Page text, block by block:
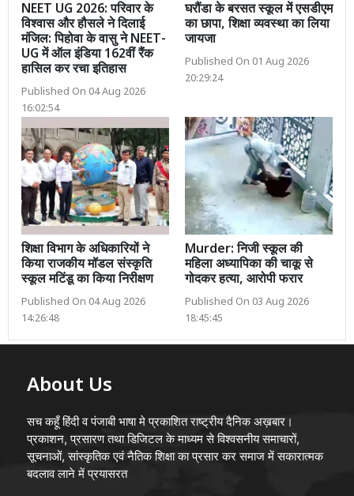
NEET UG 2026: परिवार के
विश्वास और हौसले ने दिलाई
मंजिल: पिहोवा के वासु ने NEET-
UG में ऑल इंडिया 162वीं रैंक
हासिल कर रचा इतिहास
Published On 04 Aug 2026
16:02:54
घरौंडा के बरसत स्कूल में एसडीएम
का छापा, शिक्षा व्यवस्था का लिया
जायजा
Published On 01 Aug 2026
20:29:24
शिक्षा विभाग के अधिकारियों ने
किया राजकीय मॉडल संस्कृति
स्कूल मटिंडू का किया निरीक्षण
Published On 04 Aug 2026
14:26:48
Murder: निजी स्कूल की
महिला अध्यापिका की चाकू से
गोदकर हत्या, आरोपी फरार
Published On 03 Aug 2026
18:45:45
About Us
सच कहूँ हिंदी व पंजाबी भाषा मे प्रकाशित राष्ट्रीय दैनिक अख़बार।
प्रकाशन, प्रसारण तथा डिजिटल के माध्यम से विश्वसनीय समाचारों,
सूचनाओं, सांस्कृतिक एवं नैतिक शिक्षा का प्रसार कर समाज में सकारात्मक
बदलाव लाने में प्रयासरत